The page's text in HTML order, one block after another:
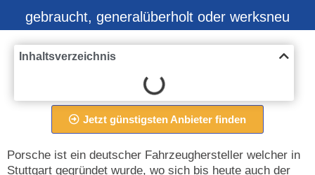
gebraucht, generalüberholt oder werksneu
Inhaltsverzeichnis
Jetzt günstigsten Anbieter finden
Porsche ist ein deutscher Fahrzeughersteller welcher in
Stuttgart gegründet wurde, wo sich bis heute auch der